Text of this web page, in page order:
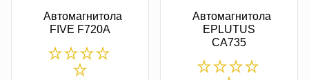
Автомагнитола
FIVE F720A
Автомагнитола
EPLUTUS
CA735